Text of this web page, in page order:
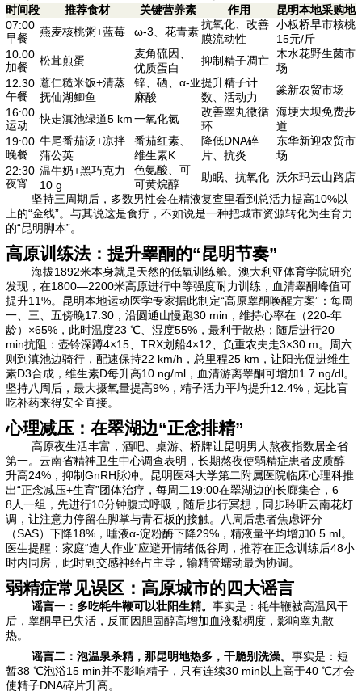
时间段 推荐食材 关键营养素 作用
昆明本地采购地
07:00
早餐
燕麦核桃粥+蓝莓 ω-3、花青素
抗氧化、改善
膜流动性
小板桥早市核桃
15元/斤
10:00
加餐
松茸煎蛋
麦角硫因、
优质蛋白
抑制精子凋亡
木水花野生菌市
场
12:30
午餐
薏仁糙米饭+清蒸
抚仙湖鲫鱼
锌、硒、α-亚
麻酸
提升精子计
数、活动力
篆新农贸市场
16:00
运动
快走滇池绿道5 km 一氧化氮
改善睾丸微循
环
海埂大坝免费步
道
19:00
晚餐
牛尾番茄汤+凉拌
蒲公英
番茄红素、
维生素K
降低DNA碎
片、抗炎
东华新迎农贸市
场
22:30
夜宵
温牛奶+黑巧克力
10 g
色氨酸、可
可黄烷醇
助眠、抗氧化 沃尔玛云山路店
坚持三周期后，多数男性会在精液复查里看到总活力提高10%以
上的“金线”。与其说这是食疗，不如说是一种把城市资源转化为生育力
的“昆明脚本”。
高原训练法：提升睾酮的“昆明节奏”
海拔1892米本身就是天然的低氧训练舱。澳大利亚体育学院研究
发现，在1800—2200米高原进行中等强度耐力训练，血清睾酮峰值可
提升11%。昆明本地运动医学专家据此制定“高原睾酮唤醒方案”：每周
一、三、五傍晚17:30，沿圆通山慢跑30 min，维持心率在（220-年
龄）×65%，此时温度23 ℃、湿度55%，最利于散热；随后进行20
min抗阻：壶铃深蹲4×15、TRX划船4×12、负重农夫走3×30 m。周六
则到滇池边骑行，配速保持22 km/h，总里程25 km，让阳光促进维生
素D3合成，维生素D每升高10 ng/ml，血清游离睾酮可增加1.7 ng/dl。
坚持八周后，最大摄氧量提高9%，精子活力平均提升12.4%，远比盲
吃补药来得安全直接。
心理减压：在翠湖边“正念排精”
高原夜生活丰富，酒吧、桌游、桥牌让昆明男人熬夜指数居全省
第一。云南省精神卫生中心调查表明，长期熬夜使弱精症患者皮质醇
升高24%，抑制GnRH脉冲。昆明医科大学第二附属医院临床心理科推
出“正念减压+生育”团体治疗，每周二19:00在翠湖边的长廊集合，6—
8人一组，先进行10分钟腹式呼吸，随后步行冥想，同步聆听云南花灯
调，让注意力停留在脚掌与青石板的接触。八周后患者焦虑评分
（SAS）下降18%，唾液α-淀粉酶下降29%，精液量平均增加0.5 ml。
医生提醒：家庭“造人作业”应避开情绪低谷周，推荐在正念训练后48小
时内同房，此时副交感神经占主导，输精管蠕动最为协调。
弱精症常见误区：高原城市的四大谣言
谣言一：多吃牦牛鞭可以壮阳生精。事实是：牦牛鞭被高温风干
后，睾酮早已失活，反而因胆固醇高增加血液黏稠度，影响睾丸散
热。
谣言二：泡温泉杀精，那昆明地热多，干脆别洗澡。事实是：短
暂38 ℃泡浴15 min并不影响精子，只有连续30 min以上高于40 ℃才会
使精子DNA碎片升高。